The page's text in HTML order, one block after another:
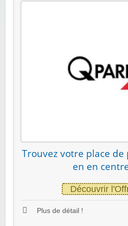
Trouvez votre place
en en
Découvrir
Plus de détail !